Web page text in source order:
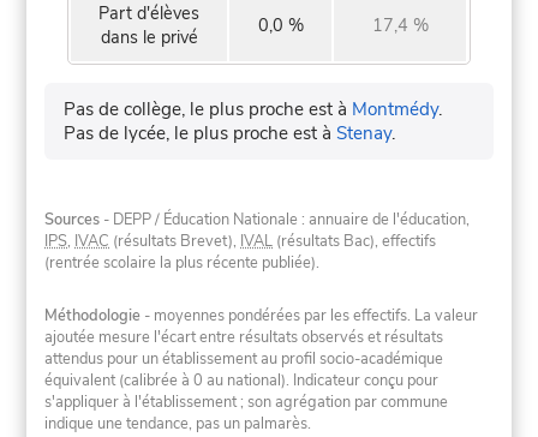
Part d'élèves
dans le privé
0,0 % 17,4 %
Pas de collège, le plus proche est à Montmédy.
Pas de lycée, le plus proche est àStenay.
Sources - DEPP / Éducation Nationale : annuaire de l'éducation,
IPS, IVAC (résultats Brevet), IVAL (résultats Bac), effectifs
(rentrée scolaire la plus récente publiée).
Méthodologie - moyennes pondérées par les effectifs. La valeur
ajoutée mesure l'écart entre résultats observés et résultats
attendus pour un établissement au profil socio-académique
équivalent (calibrée à 0 au national). Indicateur conçu pour
s'appliquer à l'établissement ; son agrégation par commune
indique une tendance, pas un palmarès.